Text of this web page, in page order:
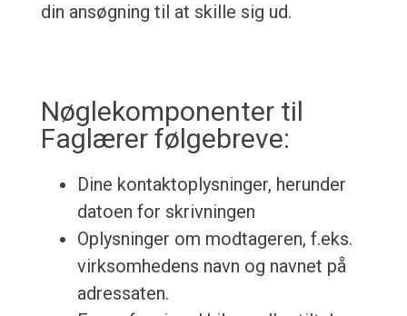
din ansøgning til at skille sig ud.
Nøglekomponenter til
Faglærer følgebreve:
Dine kontaktoplysninger, herunder
datoen for skrivningen
Oplysninger om modtageren, f.eks.
virksomhedens navn og navnet på
adressaten.